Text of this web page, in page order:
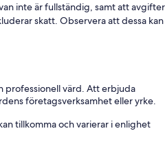
inte är fullständig, samt att avgifter
skatt. Observera att dessa kan
professionell värd. Att erbjuda
företagsverksamhet eller yrke.
tillkomma och varierar i enlighet